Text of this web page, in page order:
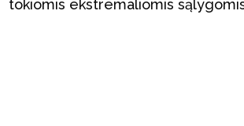
tokiomis ekstremaliomis